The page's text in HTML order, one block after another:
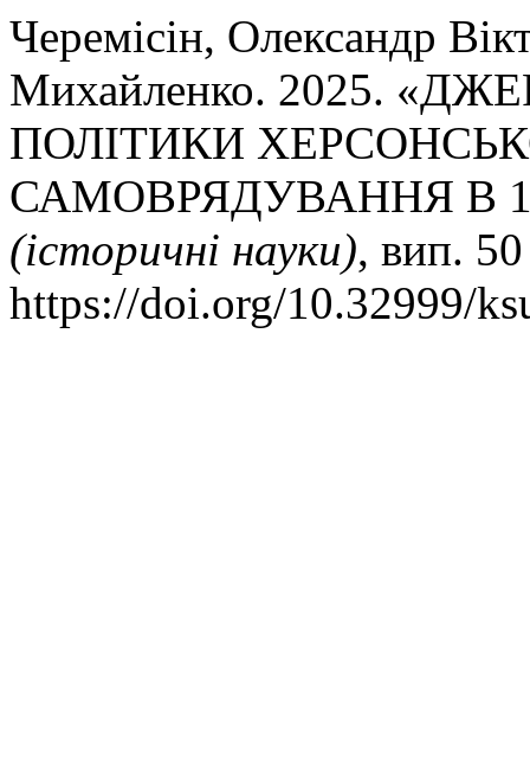
Черемісін, Олександр
Михайленко. 2025.
ПОЛІТИКИ
САМОВРЯДУВАННЯ В
(історичні науки), вип.
https://doi.org/10.32999/